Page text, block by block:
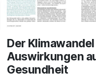
Der
Auswirkungen
Gesundheit